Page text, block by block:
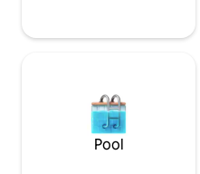
Grundstück genießen.
Pool